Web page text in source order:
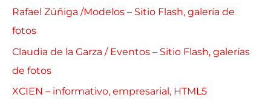
Rafael Zúñiga /Modelos – Sitio Flash, galería de
fotos
Claudia de la Garza / Eventos – Sitio Flash, galerías
de fotos
XCIEN – informativo, empresarial, HTML5